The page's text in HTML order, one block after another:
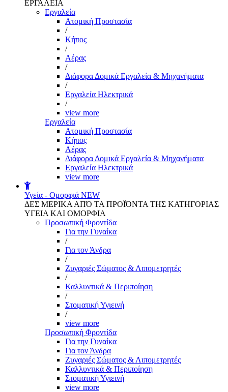
ΕΡΓΑΛΕΙΑ
Εργαλεία
Aτομική Προστασία
/
Kήπος
/
Αέρας
/
Διάφορα Δομικά Εργαλεία & Μηχανήματα
/
Εργαλεία Ηλεκτρικά
/
view more
Εργαλεία
Aτομική Προστασία
Kήπος
Αέρας
Διάφορα Δομικά Εργαλεία & Μηχανήματα
Εργαλεία Ηλεκτρικά
view more
Υγεία - Ομορφιά NEW
ΔΕΣ ΜΕΡΙΚΑ ΑΠΌ ΤΑ ΠΡΟΪΌΝΤΑ ΤΗΣ ΚΑΤΗΓΟΡΙΑΣ
ΥΓΕΙΑ ΚΑΙ ΟΜΟΡΦΙΑ
Προσωπική Φροντίδα
Για την Γυναίκα
/
Για τον Άνδρα
/
Ζυγαριές Σώματος & Λιπομετρητές
/
Καλλυντικά & Περιποίηση
/
Στοματική Υγιεινή
/
view more
Προσωπική Φροντίδα
Για την Γυναίκα
Για τον Άνδρα
Ζυγαριές Σώματος & Λιπομετρητές
Καλλυντικά & Περιποίηση
Στοματική Υγιεινή
view more